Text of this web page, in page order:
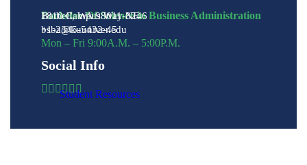
Bachelor Of Science in Business Administration
1810 Campus Way NE
Bothell, WA 98011-8246
+1-2345-5432-45
bsba@kuuniver.edu
Mon – Fri 9:00A.M. – 5:00P.M.
Social Info
Student Resources